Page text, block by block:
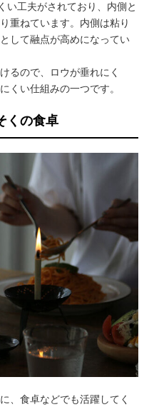
い工夫がされており、内側と
重ねています。内側は粘り
して融点が高めになってい
るので、ロウが垂れにく
くい仕組みの一つです。
くの食卓
、食卓などでも活躍してく